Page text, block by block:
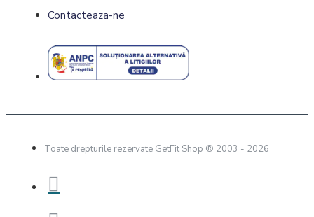
Contacteaza-ne
Toate drepturile rezervate GetFit Shop ® 2003 - 2026